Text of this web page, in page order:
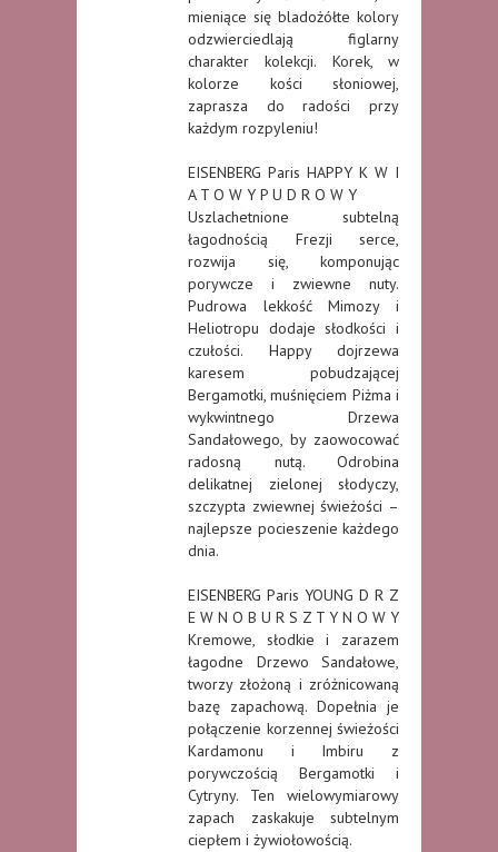
mieniące się bladożółte kolory
odzwierciedlają figlarny
charakter kolekcji. Korek, w
kolorze kości słoniowej,
zaprasza do radości przy
każdym rozpyleniu!
EISENBERG Paris HAPPY K W I
A T O W Y P U D R O W Y
Uszlachetnione subtelną
łagodnością Frezji serce,
rozwija się, komponując
porywcze i zwiewne nuty.
Pudrowa lekkość Mimozy i
Heliotropu dodaje słodkości i
czułości. Happy dojrzewa
karesem pobudzającej
Bergamotki, muśnięciem Piżma i
wykwintnego Drzewa
Sandałowego, by zaowocować
radosną nutą. Odrobina
delikatnej zielonej słodyczy,
szczypta zwiewnej świeżości –
najlepsze pocieszenie każdego
dnia.
EISENBERG Paris YOUNG D R Z
E W N O B U R S Z T Y N O W Y
Kremowe, słodkie i zarazem
łagodne Drzewo Sandałowe,
tworzy złożoną i zróżnicowaną
bazę zapachową. Dopełnia je
połączenie korzennej świeżości
Kardamonu i Imbiru z
porywczością Bergamotki i
Cytryny. Ten wielowymiarowy
zapach zaskakuje subtelnym
ciepłem i żywiołowością.